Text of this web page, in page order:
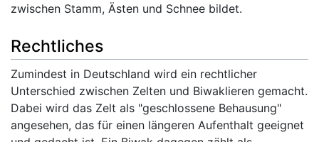
zwischen Stamm, Ästen und Schnee bildet.
Rechtliches
Zumindest in Deutschland wird ein rechtlicher
Unterschied zwischen Zelten und Biwaklieren gemacht.
Dabei wird das Zelt als "geschlossene Behausung"
angesehen, das für einen längeren Aufenthalt geeignet